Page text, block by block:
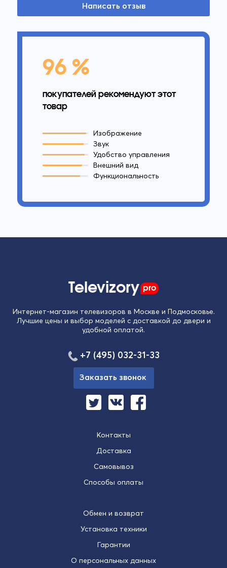
Написать отзыв
96 %
покупателей рекомендуют этот
товар
Изображение
Звук
Удобство управления
Внешний вид
Функциональность
Televizory pro
Интернет-магазин телевизоров в Москве и Подмосковье.
Лучшие цены и выбор моделей с доставкой до двери и
удобной оплатой.
Контакты
Доставка
Самовывоз
Способы оплаты
Обмен и возврат
Установка техники
Гарантии
О персональных данных
+7 (495) 032-31-33
Заказать звонок